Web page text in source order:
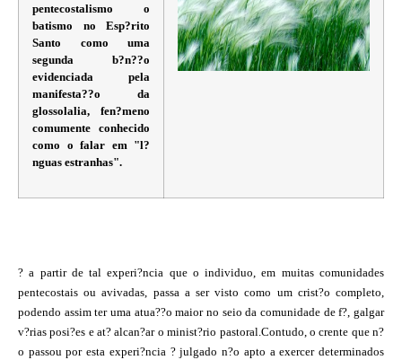
pentecostalismo o
batismo no Esp?rito
Santo como uma
segunda b?n??o
evidenciada pela
manifesta??o da
glossolalia, fen?meno
comumente conhecido
como o falar em "l?
nguas estranhas".
? a partir de tal experi?ncia que o individuo, em muitas comunidades
pentecostais ou avivadas, passa a ser visto como um crist?o completo,
podendo assim ter uma atua??o maior no seio da comunidade de f?, galgar
v?rias posi?es e at? alcan?ar o minist?rio pastoral.Contudo, o crente que n?
o passou por esta experi?ncia ? julgado n?o apto a exercer determinados